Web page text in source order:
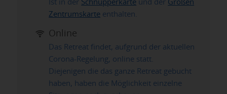
Ist in der Schnupperkarte und der Großen
Zentrumskarte enthalten.
Online
Das Retreat findet, aufgrund der aktuellen
Corona-Regelung, online statt.
Diejenigen die das ganze Retreat gebucht
haben, haben die Möglichkeit einzelne